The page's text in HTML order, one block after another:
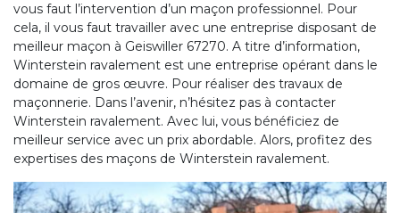
vous faut l’intervention d’un maçon professionnel. Pour
cela, il vous faut travailler avec une entreprise disposant de
meilleur maçon à Geiswiller 67270. A titre d’information,
Winterstein ravalement est une entreprise opérant dans le
domaine de gros œuvre. Pour réaliser des travaux de
maçonnerie. Dans l’avenir, n’hésitez pas à contacter
Winterstein ravalement. Avec lui, vous bénéficiez de
meilleur service avec un prix abordable. Alors, profitez des
expertises des maçons de Winterstein ravalement.